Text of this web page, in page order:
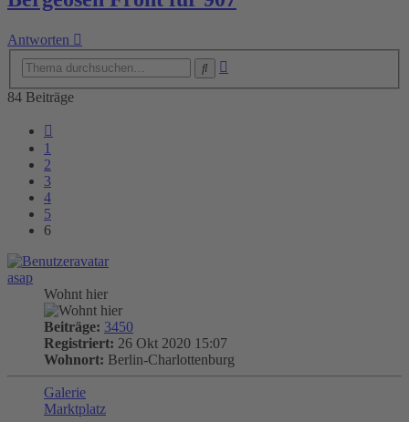
Antworten
84 Beiträge
1
2
3
4
5
6
asap
Wohnt hier
Beiträge: 3450
Registriert: 26 Okt 2020 15:07
Wohnort: Berlin-Charlottenburg
Galerie
Marktplatz